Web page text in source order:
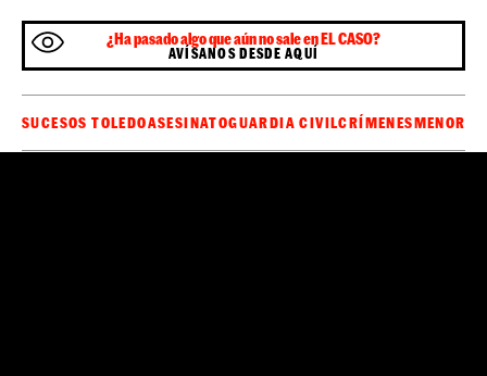
¿Ha pasado algo que aún no sale en EL CASO?
AVÍSANOS DESDE AQUÍ
SUCESOS TOLEDOASESINATOGUARDIA CIVILCRÍMENESMENORES